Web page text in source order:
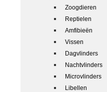
Zoogdieren
Reptielen
Amfibieën
Vissen
Dagvlinders
Nachtvlinders
Microvlinders
Libellen